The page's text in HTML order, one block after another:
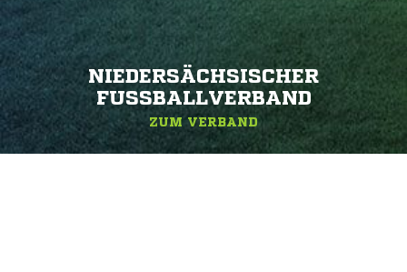
NIEDERSÄCHSISCHER
FUSSBALLVERBAND
ZUM VERBAND